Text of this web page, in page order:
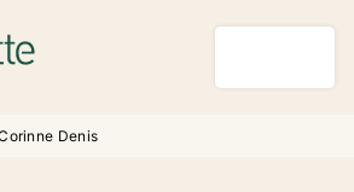
Denis